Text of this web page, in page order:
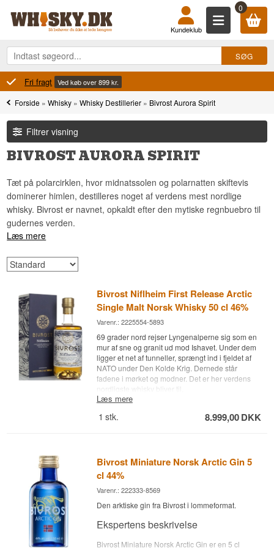
0
Kundeklub
100% Danskejet Ejet og drevet i Danmark
Forside »Whisky »Whisky Destillerier » Bivrost Aurora Spirit
Filtrer visning
BIVROST AURORA SPIRIT
Tæt på polarcirklen, hvor midnatssolen og polarnatten skiftevis
dominerer himlen, destilleres noget af verdens mest nordlige
whisky. Bivrost er navnet, opkaldt efter den mytiske regnbuebro til
gudernes verden.
Læs mere
Bivrost Niflheim First Release Arctic
Single Malt Norsk Whisky 50 cl 46%
Varenr.: 2225554-5893
69 grader nord rejser Lyngenalperne sig som en
mur af sne og granit ud mod Ishavet. Under dem
ligger et net af tunneller, sprængt ind i fjeldet af
NATO under Den Kolde Krig. Dernede står
fadene i mørket og modner. Det er her verdens
nordligste whisky bliver til.
bourbonfade og eftermodnet på ex-Oloroso
Det her er den allerførste whisky, der nogensinde
Lyngseidet nord for Tromsø. Den åbner serien
udgivelse bærer navn efter en af de ni verdener i
Læs mere
1 stk. 8.999,00DKK
Bivrost Miniature Norsk Arctic Gin 5
cl 44%
Varenr.: 222333-8569
Den arktiske gin fra Bivrost i lommeformat.
Ekspertens beskrivelse
Bivrost Miniature Norsk Arctic Gin er en 5 cl